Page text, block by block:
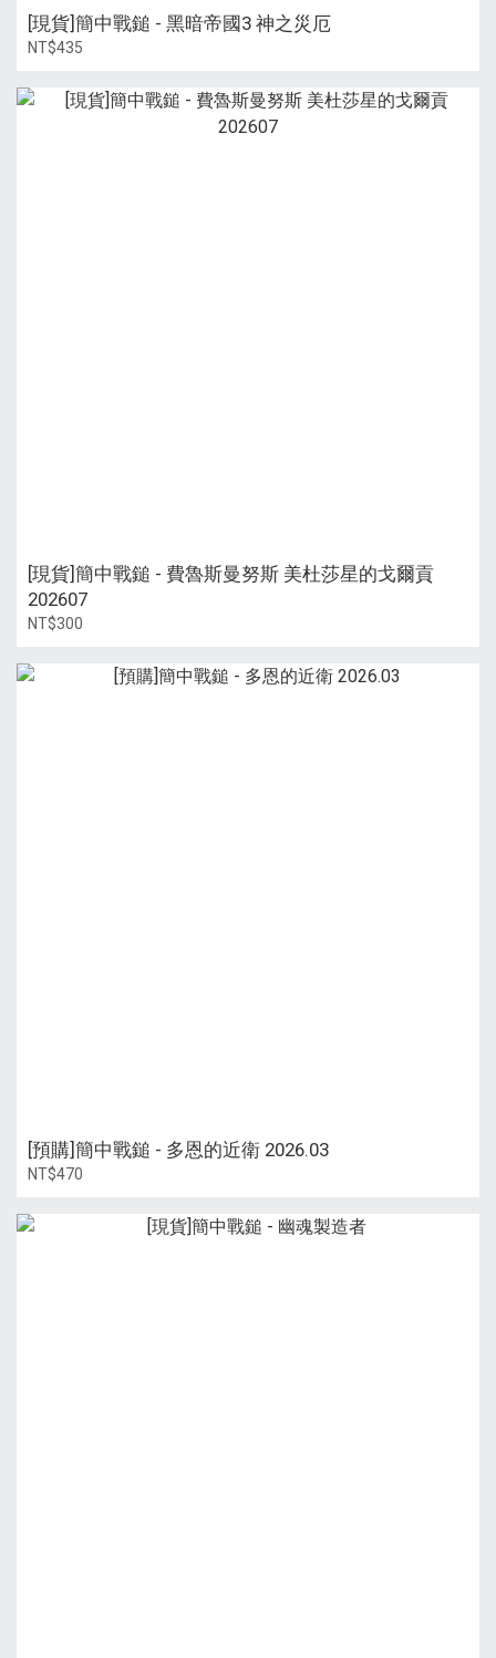
[現貨]簡中戰鎚 - 黑暗帝國3 神之災厄
NT$435
[現貨]簡中戰鎚 - 費魯斯曼努斯 美杜莎星的戈爾貢
202607
NT$300
[預購]簡中戰鎚 - 多恩的近衛 2026.03
NT$470